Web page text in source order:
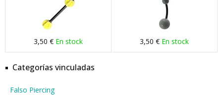
3,50 € En stock 3,50 € En stock
Categorías vinculadas
Falso Piercing